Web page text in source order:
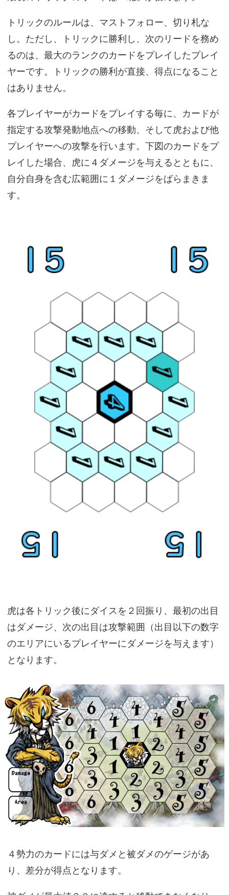
トリックのルールは、マストフォロー、切り札な
し。ただし、トリックに勝利し、次のリードを務め
るのは、最大のランクのカードをプレイしたプレイ
ヤーです。トリックの勝利が直接、得点になること
はありません。
各プレイヤーがカードをプレイする毎に、カードが
指定する攻撃発動地点への移動、そして虎および他
プレイヤーへの攻撃を行います。下図のカードをプ
レイした場合、虎に４ダメージを与えるとともに、
自分自身を含む広範囲に１ダメージをばらまきま
す。
虎は各トリック後にダイスを２回振り、最初の出目
はダメージ、次の出目は攻撃範囲（出目以下の数字
のエリアにいるプレイヤーにダメージを与えます）
となります。
４勢力のカードには与ダメと被ダメのゲージがあ
り、差分が得点となります。